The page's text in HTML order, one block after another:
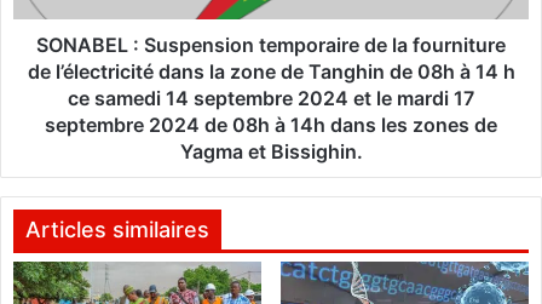
s
u
s
S
i
t
e
SONABEL : Suspension temporaire de la fourniture
de l’électricité dans la zone de Tanghin de 08h à 14 h
ce samedi 14 septembre 2024 et le mardi 17
septembre 2024 de 08h à 14h dans les zones de
Yagma et Bissighin.
Articles similaires